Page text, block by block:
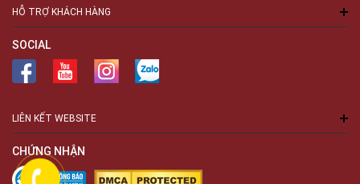
HỖ TRỢ KHÁCH HÀNG
SOCIAL
LIÊN KẾT WEBSITE
CHỨNG NHẬN